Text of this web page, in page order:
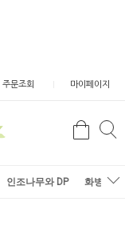
주문조회 마이페이지
검
인조나무와 DP 화병/화